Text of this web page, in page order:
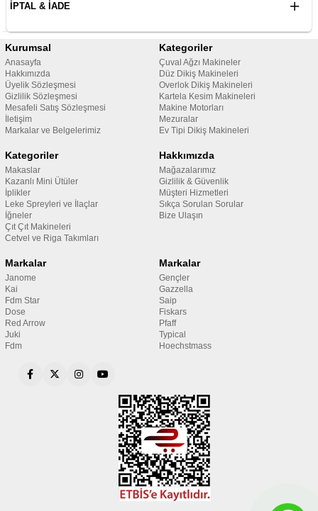
İPTAL & İADE
Kurumsal
Anasayfa
Hakkımızda
Üyelik Sözleşmesi
Gizlilik Sözleşmesi
Mesafeli Satış Sözleşmesi
İletişim
Markalar ve Belgelerimiz
Kategoriler
Çuval Ağzı Makineler
Düz Dikiş Makineleri
Overlok Dikiş Makineleri
Kartela Kesim Makineleri
Makine Motorları
Mezuralar
Ev Tipi Dikiş Makineleri
Kategoriler
Makaslar
Kazanlı Mini Ütüler
İplikler
Leke Spreyleri ve İlaçlar
İğneler
Çıt Çıt Makineleri
Cetvel ve Riga Takımları
Hakkımızda
Mağazalarımız
Gizlilik & Güvenlik
Müşteri Hizmetleri
Sıkça Sorulan Sorular
Bize Ulaşın
Markalar
Janome
Kai
Fdm Star
Dose
Red Arrow
Juki
Fdm
Markalar
Gençler
Gazzella
Saip
Fiskars
Pfaff
Typical
Hoechstmass